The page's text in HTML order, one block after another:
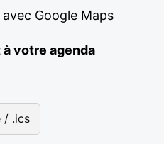
Google Maps
votre agenda
/ .ics